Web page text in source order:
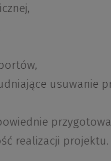
usuwanie
realizacji projektu.